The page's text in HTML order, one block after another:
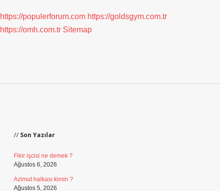
https://populerforum.com https://goldsgym.com.tr
https://omh.com.tr Sitemap
Son Yazılar
Fikir işcisi ne demek ?
Ağustos 6, 2026
Azimut halkası kimin ?
Ağustos 5, 2026